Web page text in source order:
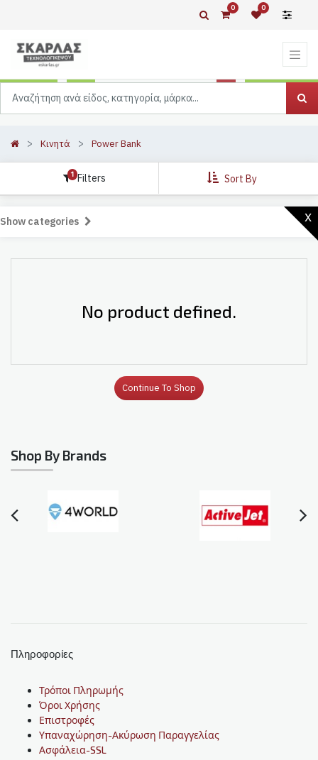
0 0
Κινητά Power Bank
1 Filters Sort By
x
Show categories
No product defined.
Continue To Shop
Shop By Brands
Πληροφορίες
Τρόποι Πληρωμής
Όροι Χρήσης
Επιστροφές
Υπαναχώρηση-Ακύρωση Παραγγελίας
Ασφάλεια-SSL